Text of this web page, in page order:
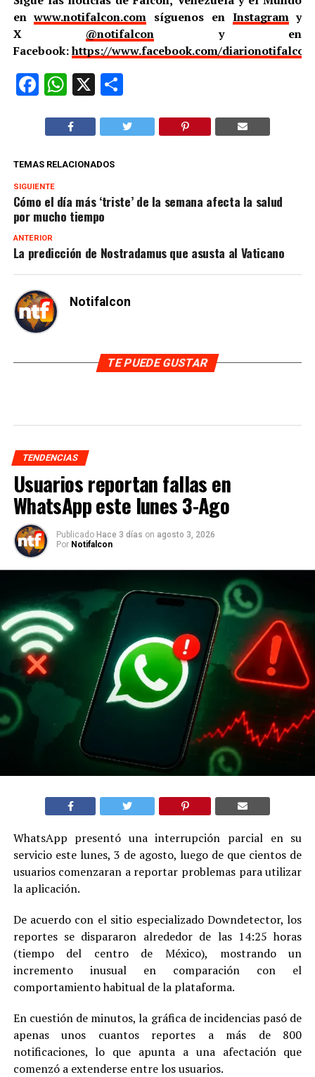
enwww.notifalcon.com síguenos en Instagramy
X @notifalcon y en
Facebook:https://www.facebook.com/
Facebook
WhatsApp
X Compartir
TEMAS RELACIONADOS
SIGUIENTE
Cómo el día más ‘triste’ de la semana afecta la salud
por mucho tiempo
ANTERIOR
La predicción de Nostradamus que asusta al Vaticano
Notifalcon
TE PUEDE GUSTAR
TENDENCIAS
Usuarios reportan fallas en
WhatsApp este lunes 3-Ago
Publicado Hace 3 días on agosto 3, 2026
Por Notifalcon
WhatsApp presentó una interrupción parcial en su
servicio este lunes, 3 de agosto, luego de que cientos de
usuarios comenzaran a reportar problemas para utilizar
la aplicación.
De acuerdo con el sitio especializado Downdetector, los
reportes se dispararon alrededor de las 14:25 horas
(tiempo del centro de México), mostrando un
incremento inusual en comparación con el
comportamiento habitual de la plataforma.
En cuestión de minutos, la gráfica de incidencias pasó de
apenas unos cuantos reportes a más de 800
notificaciones, lo que apunta a una afectación que
comenzó a extenderse entre los usuarios.